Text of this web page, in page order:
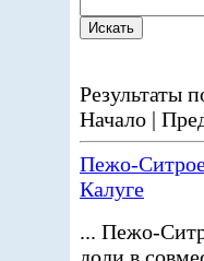
Результаты
Начало |
Пежо-
Калуге
... Пежо-